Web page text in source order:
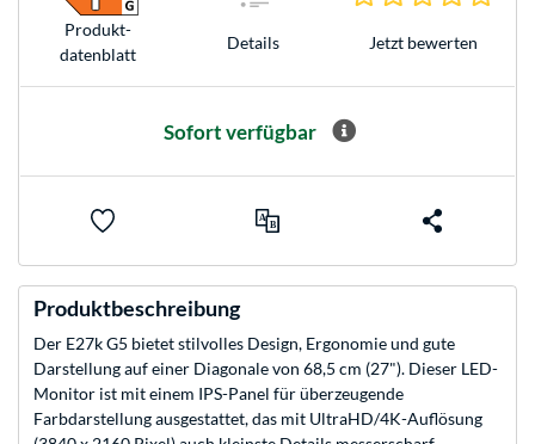
Produkt­
datenblatt
Details Jetzt bewerten
Sofort verfügbar
Produktbeschreibung
Der E27k G5 bietet stilvolles Design, Ergonomie und gute
Darstellung auf einer Diagonale von 68,5 cm (27"). Dieser LED-
Monitor ist mit einem IPS-Panel für überzeugende
Farbdarstellung ausgestattet, das mit UltraHD/4K-Auflösung